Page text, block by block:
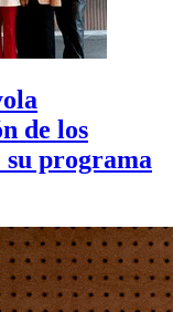
de los
su programa